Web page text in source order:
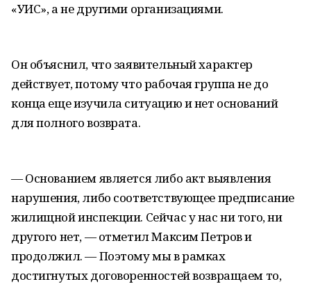
«УИС», а не другими организациями.
Он объяснил, что заявительный характер
действует, потому что рабочая группа не до
конца еще изучила ситуацию и нет оснований
для полного возврата.
— Основанием является либо акт выявления
нарушения, либо соответствующее предписание
жилищной инспекции. Сейчас у нас ни того, ни
другого нет, — отметил Максим Петров и
продолжил. — Поэтому мы в рамках
достигнутых договоренностей возвращаем то,